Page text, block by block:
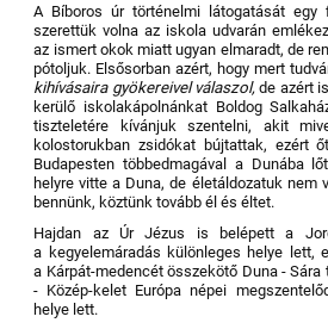
A Bíboros úr történelmi látogatását egy
szerettük volna az iskola udvarán
az ismert okok miatt ugyan elmaradt, de
pótoljuk. Elsősorban azért, hogy mert
kihívásaira gyökereivel válaszol, de azért
kerülő iskolakápolnánkat Boldog
tiszteletére kívánjuk szentelni, akit
kolostorukban zsidókat bújtattak, ezért
Budapesten többedmagával a Dunába
helyre vitte a Duna, de életáldozatuk nem
bennünk, köztünk tovább él és éltet.
Hajdan az Úr Jézus is belépett a
a kegyelemáradás különleges helye lett,
a Kárpát-medencét összekötő Duna - Sára
- Közép-kelet Európa népei
helye lett.